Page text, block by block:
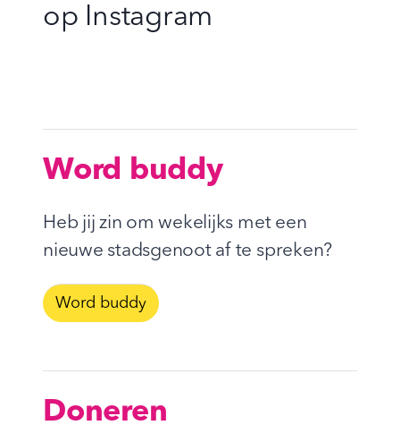
op Instagram
Word buddy
Heb jij zin om wekelijks met een
nieuwe stadsgenoot af te spreken?
Word buddy
Doneren